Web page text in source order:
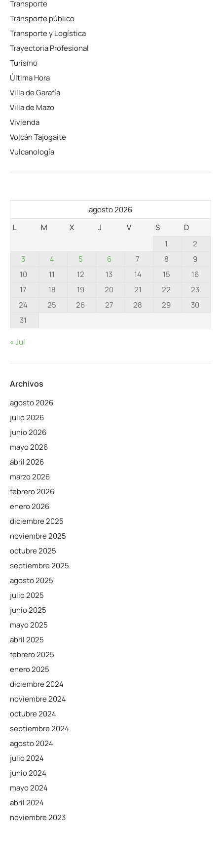
Transporte
Transporte público
Transporte y Logística
Trayectoria Profesional
Turismo
Última Hora
Villa de Garafía
Villa de Mazo
Vivienda
Volcán Tajogaite
Vulcanología
agosto 2026
L
M X J V S
D
1
2
3
4 5 6 7 8
9
10
11 12 13 14 15
16
17
18 19 20 21 22
23
24
25 26 27 28 29
30
31
« Jul
Archivos
agosto 2026
julio 2026
junio 2026
mayo 2026
abril 2026
marzo 2026
febrero 2026
enero 2026
diciembre 2025
noviembre 2025
octubre 2025
septiembre 2025
agosto 2025
julio 2025
junio 2025
mayo 2025
abril 2025
febrero 2025
enero 2025
diciembre 2024
noviembre 2024
octubre 2024
septiembre 2024
agosto 2024
julio 2024
junio 2024
mayo 2024
abril 2024
noviembre 2023